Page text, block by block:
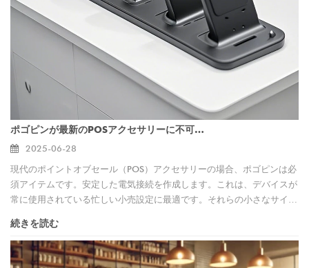
ポゴピンが最新のPOSアクセサリーに不可欠である理由
2025-06-28
現代のポイントオブセール（POS）アクセサリーの場合、ポゴピンは必
須アイテムです。安定した電気接続を作成します。これは、デバイスが
常に使用されている忙しい小売設定に最適です。それらの小さなサイズ
たコンパクトなPOSデザインが可能になります。 POGOピンは、迅速
なデータ転送と充電、迅速なトランザクションのキーも可能にします。
さらに、それらは耐久性があり、腐食に耐性があります。つまり、メン
続きを読む